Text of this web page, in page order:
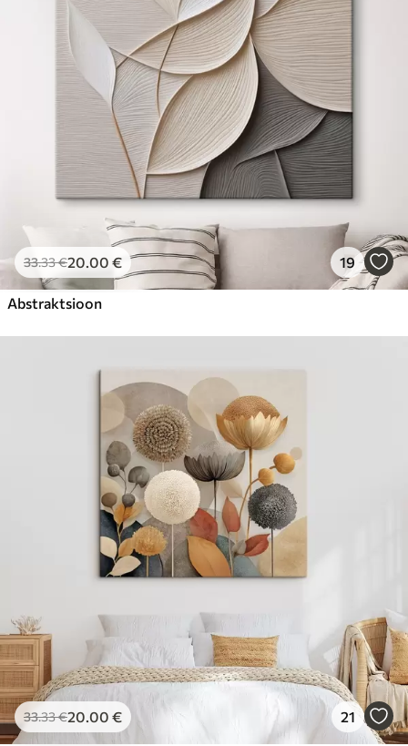
Hind Alates .00
33.33€20.00 € 19
Abstraktsioon
33.33€20.00 € 21